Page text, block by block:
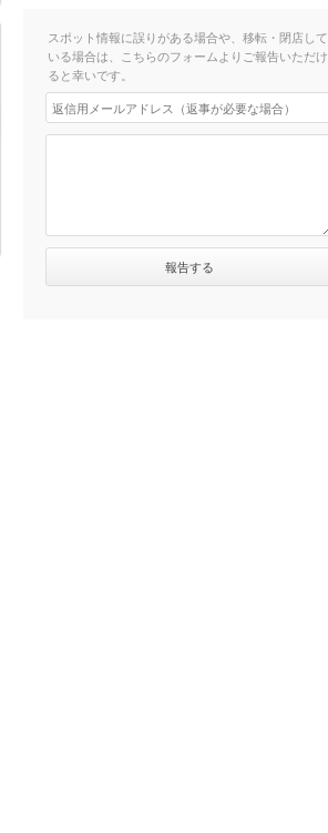
スポット情報に誤りがある場合や、移転・閉店して
いる場合は、こちらのフォームよりご報告いただけ
ると幸いです。